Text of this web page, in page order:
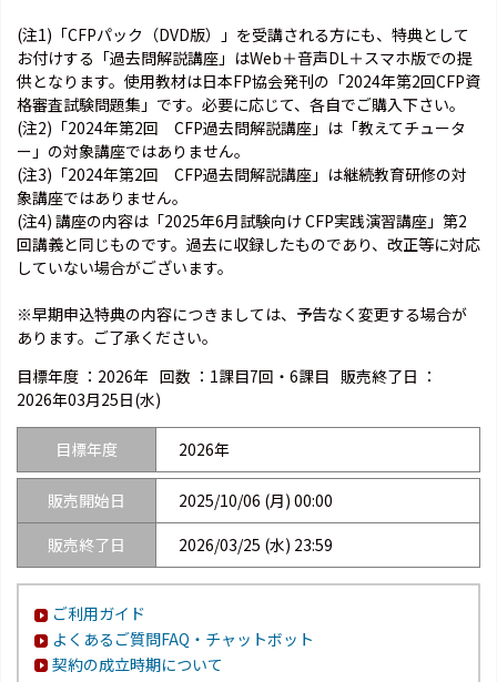
(注1)「CFPパック（DVD版）」を受講される方にも、特典として
お付けする「過去問解説講座」はWeb＋音声DL＋スマホ版での提
供となります。使用教材は日本FP協会発刊の「2024年第2回CFP資
格審査試験問題集」です。必要に応じて、各自でご購入下さい。
(注2)「2024年第2回 CFP過去問解説講座」は「教えてチュータ
ー」の対象講座ではありません。
(注3)「2024年第2回 CFP過去問解説講座」は継続教育研修の対
象講座ではありません。
(注4) 講座の内容は「2025年6月試験向け CFP実践演習講座」第2
回講義と同じものです。過去に収録したものであり、改正等に対応
していない場合がございます。
※早期申込特典の内容につきましては、予告なく変更する場合が
あります。ご了承ください。
目標年度 ： 2026年 回数 ： 1課目7回・6課目 販売終了日 ：
2026年03月25日(水)
目標年度 2026年
販売開始日
2025/10/06 (月) 00:00
販売終了日
2026/03/25 (水) 23:59
ご利用ガイド
よくあるご質問FAQ・チャットボット
契約の成立時期について